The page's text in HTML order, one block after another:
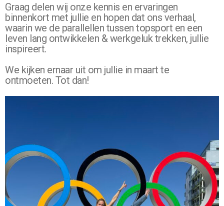
Graag delen wij onze kennis en ervaringen
binnenkort met jullie en hopen dat ons verhaal,
waarin we de parallellen tussen topsport en een
leven lang ontwikkelen & werkgeluk trekken, jullie
inspireert.
We kijken ernaar uit om jullie in maart te
ontmoeten. Tot dan!